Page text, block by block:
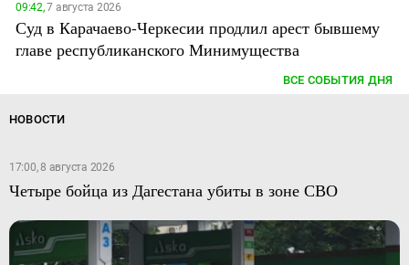
09:42,7 августа 2026
Суд в Карачаево-Черкесии продлил арест бывшему
главе республиканского Минимущества
ВСЕ СОБЫТИЯ ДНЯ
НОВОСТИ
17:00, 8 августа 2026
Четыре бойца из Дагестана убиты в зоне СВО